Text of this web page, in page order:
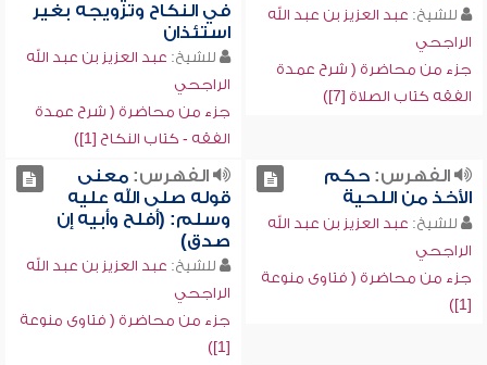
للشيخ: عبد العزيز بن عبد الله
الراجحي
جزء من محاضرة ( شرح عمدة
الفقه كتاب الصلاة [7])
في النكاح وتزويجه بغير
استئذان
للشيخ: عبد العزيز بن عبد الله
الراجحي
جزء من محاضرة ( شرح عمدة
الفقه - كتاب النكاح [1])
الفهرس:حكم
الأخذ من اللحية
للشيخ: عبد العزيز بن عبد الله
الراجحي
جزء من محاضرة ( فتاوى منوعة
[1])
الفهرس:معنى
قوله صلى الله عليه
وسلم: (أفلح وأبيه إن
صدق)
للشيخ: عبد العزيز بن عبد الله
الراجحي
جزء من محاضرة ( فتاوى منوعة
[1])